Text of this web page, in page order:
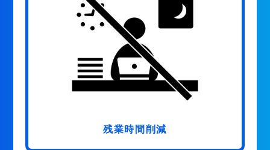
残業時間削減